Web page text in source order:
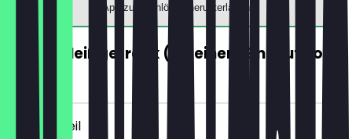
App zum Einlösen herunterladen
GRATIS Heißgetränk (ab einem Einkauf von
~4 € Vorteil